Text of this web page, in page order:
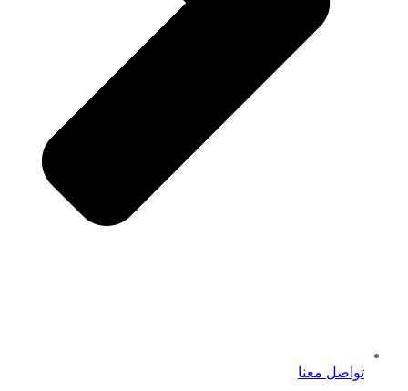
تواصل معنا